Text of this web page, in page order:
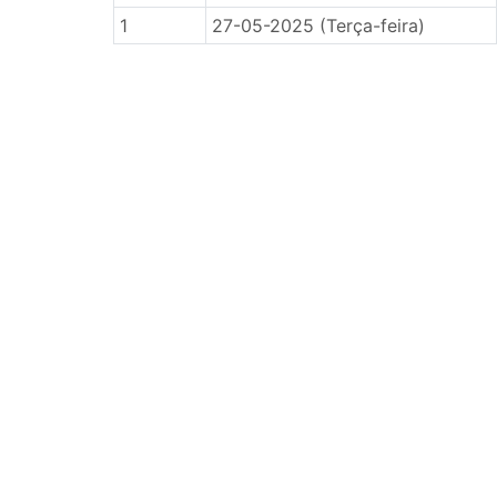
1 27-05-2025 (Terça-feira)